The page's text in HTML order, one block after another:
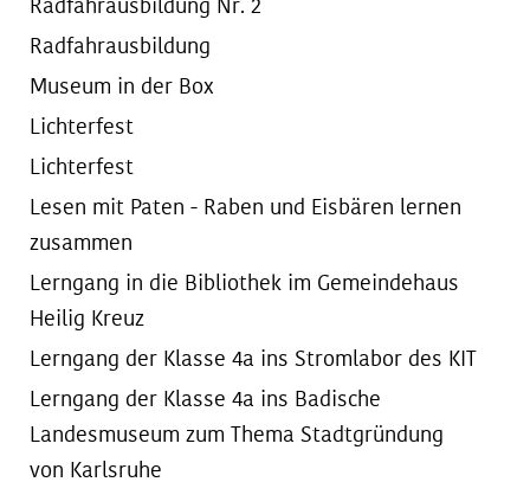
Radfahrausbildung Nr. 2
Radfahrausbildung
Museum in der Box
Lichterfest
Lichterfest
Lesen mit Paten - Raben und Eisbären lernen
zusammen
Lerngang in die Bibliothek im Gemeindehaus
Heilig Kreuz
Lerngang der Klasse 4a ins Stromlabor des KIT
Lerngang der Klasse 4a ins Badische
Landesmuseum zum Thema Stadtgründung
von Karlsruhe